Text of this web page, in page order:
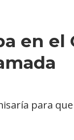
en el
para